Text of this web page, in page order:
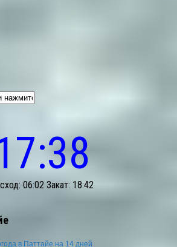
06:02 Закат: 18:42
в Паттайе на 14 дней